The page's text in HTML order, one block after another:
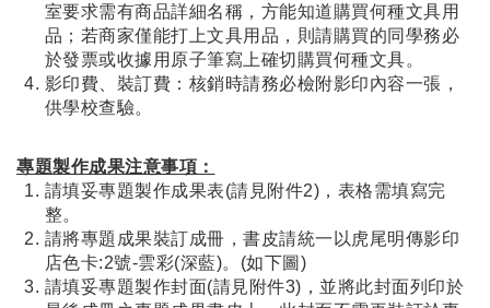
室要求需有商品詳細名稱，方能知道購買何種文具用
品；若商家僅能打上文具用品，則請購買的同學務必
於發票或收據用原子筆寫上確切購買何種文具。
影印費、裝訂費：核銷時請務必檢附影印內容一張，
供學校查驗。
專題製作成果注意事項：
請填妥專題製作成果表(請見附件2)，表格需填寫完
整。
請將專題成果裝訂成冊，書皮請統一以虎尾明傳影印
店色卡:2號-雲彩(深藍)。(如下圖)
請填妥專題製作封面(請見附件3)，並將此封面列印於